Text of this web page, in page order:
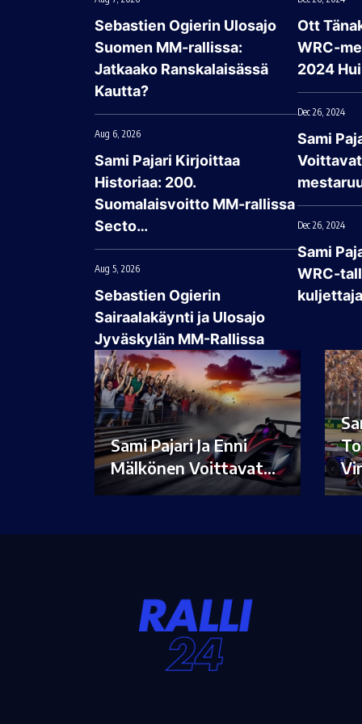
Sebastien Ogierin Ulosajo
Suomen MM-rallissa:
Jatkaako Ranskalaisässä
Kautta?
Aug 6, 2026
Sami Pajari Kirjoittaa
Historiaa: 200.
Suomalaisvoitto MM-rallissa
Secto…
Aug 5, 2026
Sebastien Ogierin
Sairaalakäynti ja Ulosajo
Jyväskylän MM-Rallissa
Ott
WRC-
2024
Dec 26, 2024
Sami
Dec 26, 2024
Sami
WRC-
Sami Pajari Ja Enni
Mälkönen Voittavat…